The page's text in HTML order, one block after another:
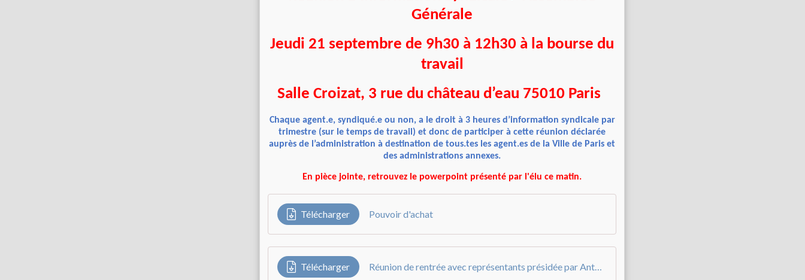
Générale
Jeudi 21 septembre de 9h30 à 12h30 à la bourse du
travail
Salle Croizat, 3 rue du château d’eau 75010 Paris
Chaque agent.e, syndiqué.e ou non, a le droit à 3 heures d’information syndicale par
trimestre (sur le temps de travail) et donc de participer à cette réunion déclarée
auprès de l’administration à destination de tous.tes les agent.es de la Ville de Paris et
des administrations annexes.
En pièce jointe, retrouvez le powerpoint présenté par l'élu ce matin.
Télécharger Pouvoir d'achat
Télécharger Réunion de rentrée avec représentants présidée par Antoine Guillou_ 5 sept 23